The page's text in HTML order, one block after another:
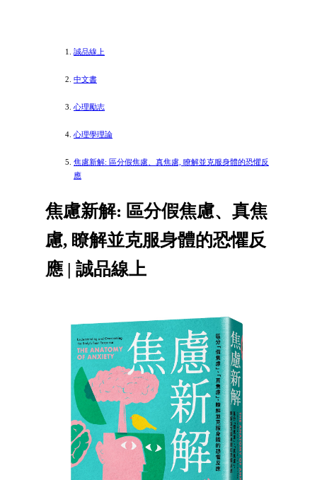
誠品線上
中文書
心理勵志
心理學理論
焦慮新解: 區分假焦慮、真焦慮, 瞭解並克服身體的恐懼反
應
焦慮新解: 區分假焦慮、真焦
慮, 瞭解並克服身體的恐懼反
應 | 誠品線上